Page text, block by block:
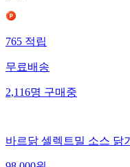
765 적립
무료배송
2,116명 구매중
바르닭 셀렉트밀 소스 닭